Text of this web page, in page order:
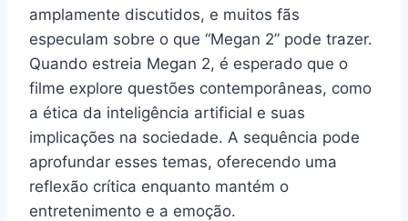
amplamente discutidos, e muitos fãs
especulam sobre o que “Megan 2” pode trazer.
Quando estreia Megan 2, é esperado que o
filme explore questões contemporâneas, como
a ética da inteligência artificial e suas
implicações na sociedade. A sequência pode
aprofundar esses temas, oferecendo uma
reflexão crítica enquanto mantém o
entretenimento e a emoção.